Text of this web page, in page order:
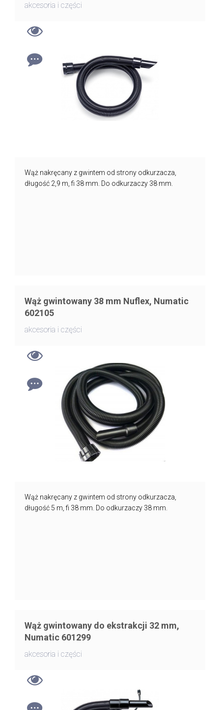
akcesoria i części
Wąż nakręcany z gwintem od strony odkurzacza,
długość 2,9 m, fi 38 mm. Do odkurzaczy 38 mm.
Wąż gwintowany 38 mm Nuflex, Numatic
602105
akcesoria i części
Wąż nakręcany z gwintem od strony odkurzacza,
długość 5 m, fi 38 mm. Do odkurzaczy 38 mm.
Wąż gwintowany do ekstrakcji 32 mm,
Numatic 601299
akcesoria i części